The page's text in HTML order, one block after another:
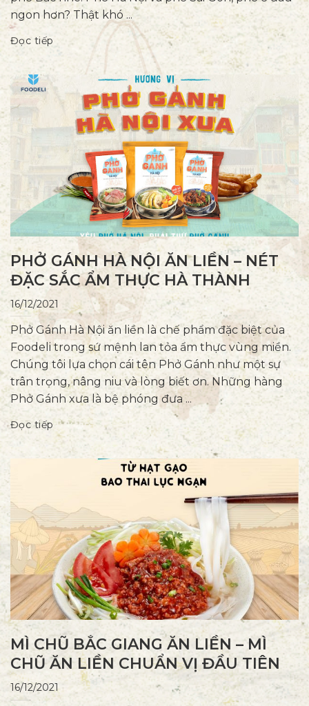
ngon hơn? Thật khó ...
Đọc tiếp
PHỞ GÁNH HÀ NỘI ĂN LIỀN – NÉT
ĐẶC SẮC ẨM THỰC HÀ THÀNH
16/12/2021
Phở Gánh Hà Nội ăn liền là chế phẩm đặc biệt của
Foodeli trong sứ mệnh lan tỏa ẩm thực vùng miền.
Chúng tôi lựa chọn cái tên Phở Gánh như một sự
trân trọng, nâng niu và lòng biết ơn. Những hàng
Phở Gánh xưa là bệ phóng đưa ...
Đọc tiếp
MÌ CHŨ BẮC GIANG ĂN LIỀN – MÌ
CHŨ ĂN LIỀN CHUẨN VỊ ĐẦU TIÊN
16/12/2021